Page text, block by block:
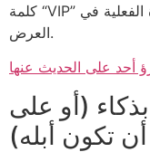
كلمة “VIP” مجرد تسمية تجارية لتغطية نقص الفائدة الفعلية في
العرض.
أحد على الحديث عنها
(أو على
أن تكون أبله)